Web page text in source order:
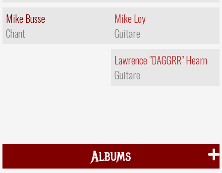
Mike Busse
Chant
Mike Loy
Guitare
Lawrence "DAGGRR" Hearn
Guitare
Albums